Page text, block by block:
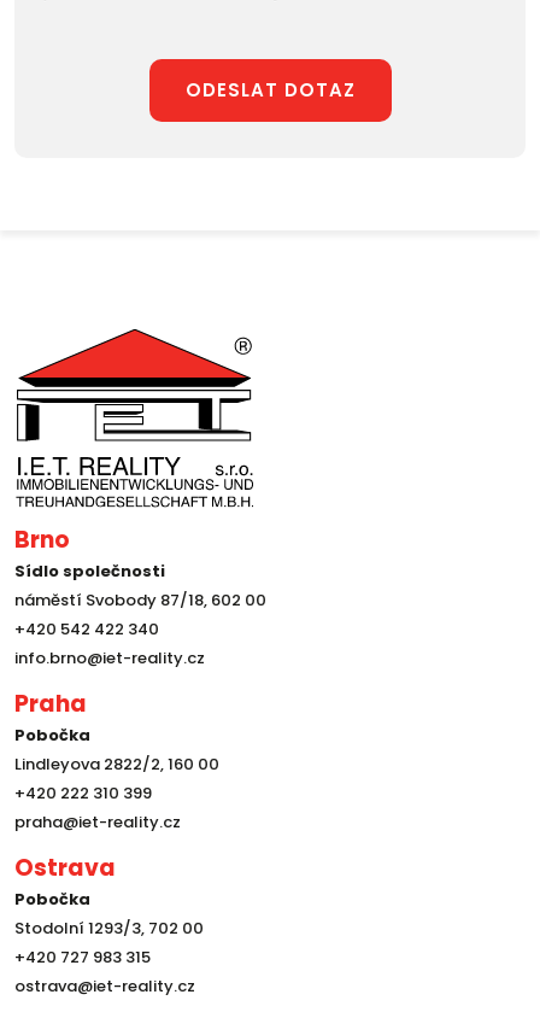
ODESLAT DOTAZ
Brno
Sídlo společnosti
náměstí Svobody 87/18, 602 00
+420 542 422 340
info.brno@iet-reality.cz
Praha
Pobočka
Lindleyova 2822/2, 160 00
+420 222 310 399
praha@iet-reality.cz
Ostrava
Pobočka
Stodolní 1293/3, 702 00
+420 727 983 315
ostrava@iet-reality.cz